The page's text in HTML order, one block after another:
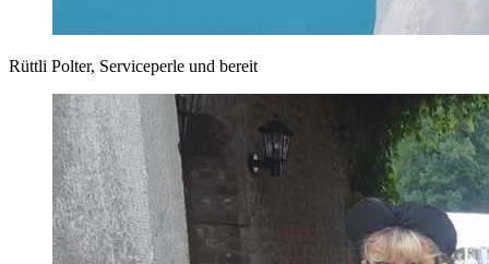
Rüttli Polter, Serviceperle und bereit